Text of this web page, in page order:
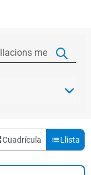
Cuadrícula Llista